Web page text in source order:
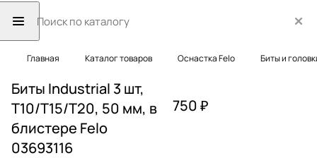
Главная Каталог товаров Оснастка Felo Биты и
Биты Industrial 3 шт,
T10/T15/T20, 50 мм, в
блистере Felo
03693116
750 ₽